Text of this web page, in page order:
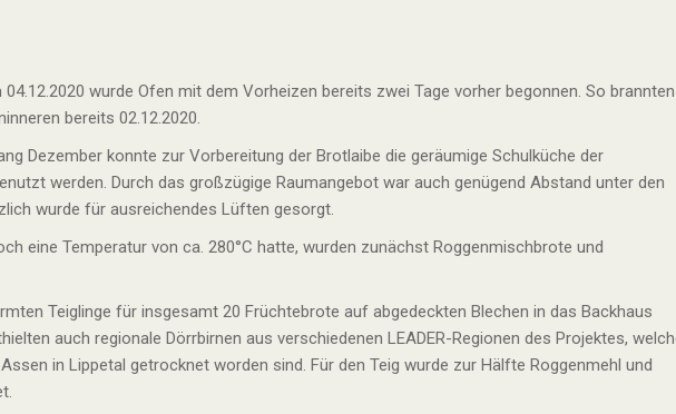
wurde Ofen mit dem Vorheizen bereits zwei Tage vorher begonnen. So brannten
bereits 02.12.2020.
Dezember konnte zur Vorbereitung der Brotlaibe die geräumige Schulküche der
werden. Durch das großzügige Raumangebot war auch genügend Abstand unter den
wurde für ausreichendes Lüften gesorgt.
eine Temperatur von ca. 280°C hatte, wurden zunächst Roggenmischbrote und
Teiglinge für insgesamt 20 Früchtebrote auf abgedeckten Blechen in das Backhaus
auch regionale Dörrbirnen aus verschiedenen LEADER-Regionen des Projektes,
in Lippetal getrocknet worden sind. Für den Teig wurde zur Hälfte Roggenmehl und